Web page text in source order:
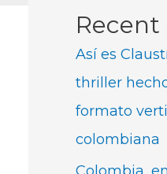
Recent
Así es
thriller
formato
colombiana